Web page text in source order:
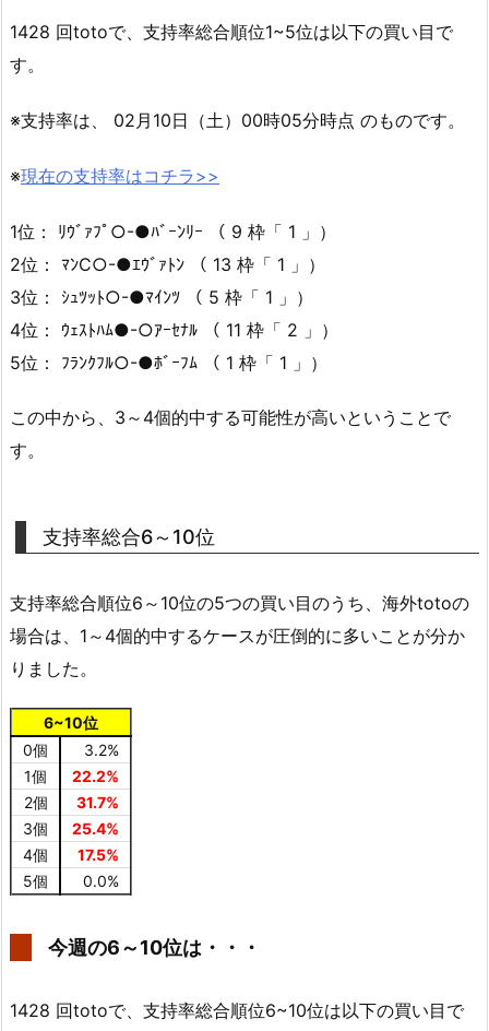
1428 回totoで、支持率総合順位1~5位は以下の買い目で
す。
※支持率は、 02月10日（土）00時05分時点 のものです。
※現在の支持率はコチラ>>
1位： ﾘｳﾞｧﾌﾟ○-●ﾊﾞｰﾝﾘｰ （ 9 枠「 1 」）
2位： ﾏﾝC○-●ｴｳﾞｧﾄﾝ （ 13 枠「 1 」）
3位： ｼｭﾂｯﾄ○-●ﾏｲﾝﾂ （ 5 枠「 1 」）
4位： ｳｪｽﾄﾊﾑ●-○ｱｰｾﾅﾙ （ 11 枠「 2 」）
5位： ﾌﾗﾝｸﾌﾙ○-●ﾎﾞｰﾌﾑ （ 1 枠「 1 」）
この中から、3～4個的中する可能性が高いということで
す。
支持率総合6～10位
支持率総合順位6～10位の5つの買い目のうち、海外totoの
場合は、1～4個的中するケースが圧倒的に多いことが分か
りました。
6~10位
0個
3.2%
1個
22.2%
2個
31.7%
3個
25.4%
4個
17.5%
5個
0.0%
今週の6～10位は・・・
1428 回totoで、支持率総合順位6~10位は以下の買い目で